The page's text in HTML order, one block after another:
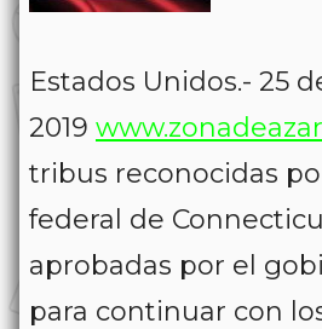
Estados Unidos.- 25
2019
tribus reconocidas
federal de
aprobadas por el
para continuar con